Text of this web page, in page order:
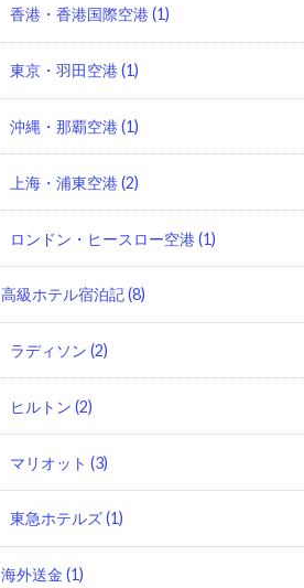
香港・香港国際空港(1)
東京・羽田空港(1)
沖縄・那覇空港(1)
上海・浦東空港(2)
ロンドン・ヒースロー空港(1)
高級ホテル宿泊記(8)
ラディソン (2)
ヒルトン (2)
マリオット (3)
東急ホテルズ(1)
海外送金(1)